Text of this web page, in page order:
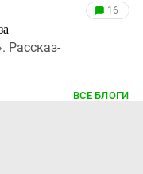
16
Рассказ-
ВСЕ БЛОГИ